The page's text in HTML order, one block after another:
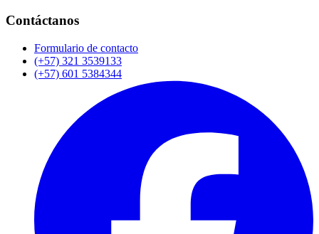
Contáctanos
Formulario de contacto
(+57) 321 3539133
(+57) 601 5384344